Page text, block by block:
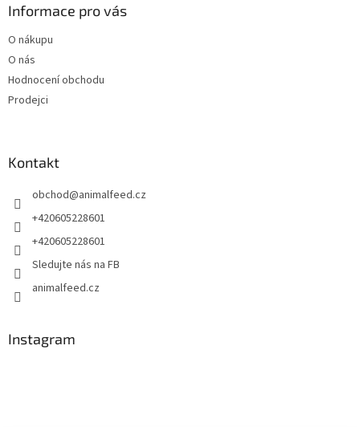
Informace pro vás
O nákupu
O nás
Hodnocení obchodu
Prodejci
Kontakt
obchod@animalfeed.cz
+420605228601
+420605228601
Sledujte nás na FB
animalfeed.cz
Instagram